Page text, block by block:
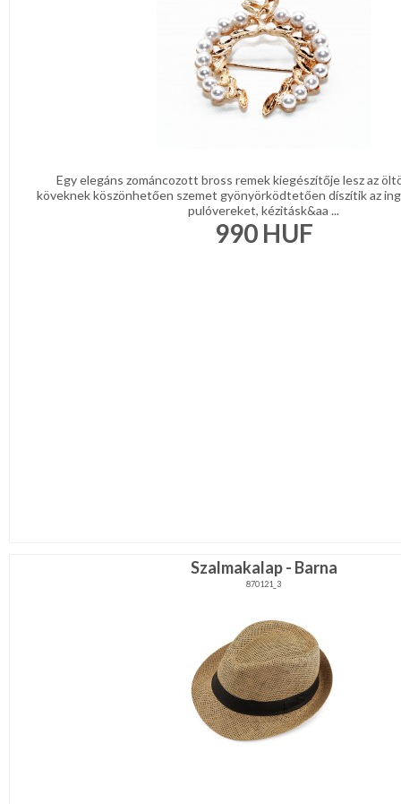
Egy elegáns zománcozott bross remek kiegészítője lesz az
köveknek köszönhetően szemet gyönyörködtetően díszítik az
pulóvereket, kézitásk&aa ...
990HUF
Szalmakalap - Barna
870121_3